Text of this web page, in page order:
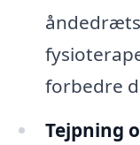
forbedre
Tejpning